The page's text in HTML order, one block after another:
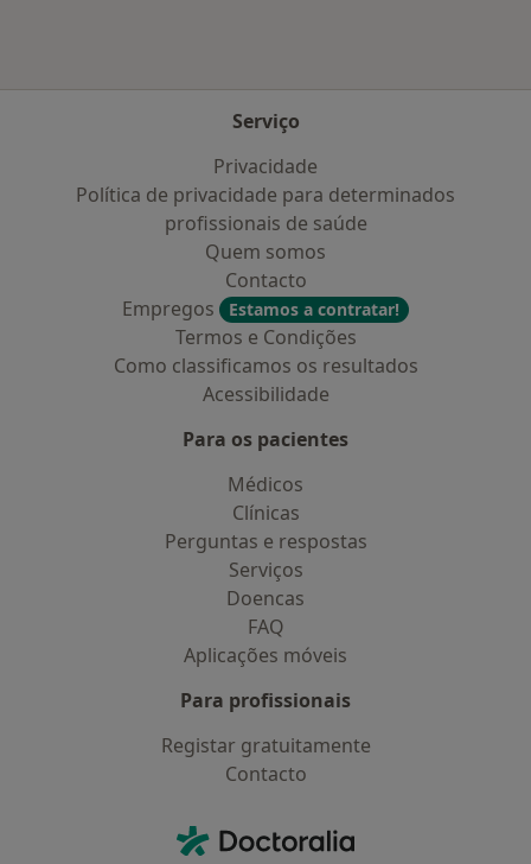
Serviço
Privacidade
Política de privacidade para determinados
profissionais de saúde
Quem somos
Contacto
Empregos
Estamos a contratar!
Termos e Condições
Como classificamos os resultados
Acessibilidade
Para os pacientes
Médicos
Clínicas
Perguntas e respostas
Serviços
Doencas
FAQ
Aplicações móveis
Para profissionais
Registar gratuitamente
Contacto
Doctoralia - Homepage